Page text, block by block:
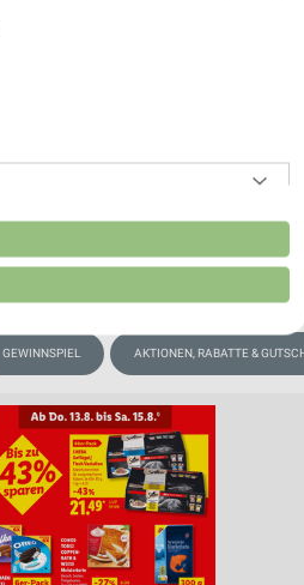
GEWINNSPIEL AKTIONEN, RABATTE &